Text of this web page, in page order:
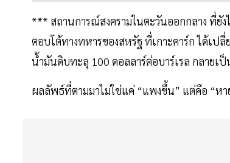
*** สถานการณ์สงครามในตะวันออกกลาง ที่ยั
ตอบโต้ทางทหารของสหรัฐ ที่เกาะคาร์ก ได้เปลี่
น้ำมันดิบทะลุ 100 ดอลลาร์ต่อบาร์เรล กลายเ
ผลลัพธ์ที่ตามมาไม่ใช่แค่ “แพงขึ้น” แต่คือ “ห